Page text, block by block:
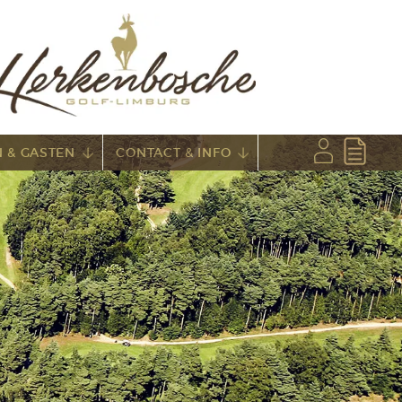
& GASTEN CONTACT & INFO